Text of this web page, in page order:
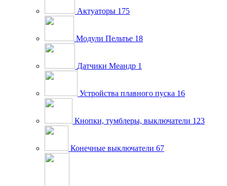
Актуаторы 175
Модули Пельтье 18
Датчики Меандр 1
Устройства плавного пуска 16
Кнопки, тумблеры, выключатели 123
Конечные выключатели 67